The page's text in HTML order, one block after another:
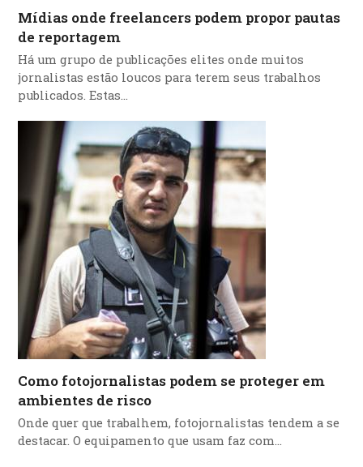
Mídias onde freelancers podem propor pautas
de reportagem
Há um grupo de publicações elites onde muitos
jornalistas estão loucos para terem seus trabalhos
publicados. Estas…
Como fotojornalistas podem se proteger em
ambientes de risco
Onde quer que trabalhem, fotojornalistas tendem a se
destacar. O equipamento que usam faz com…